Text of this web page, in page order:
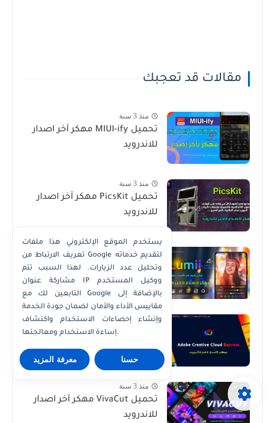
مقالات قد تعجبك
منذ 3 سنة
تحميل MIUI-ify مهكر آخر اصدار
للاندرويد
منذ 3 سنة
تحميل PicsKit مهكر آخر اصدار
للاندرويد
منذ 3 سنة
تحميل Lumii مهكر آخر اصدار
للاندرويد
منذ 3 سنة
تحميل Creative Cloud Express
مهكر اخر اصدار للاندرويد
منذ 3 سنة
تحميل VivaCut مهكر آخر اصدار
للاندرويد
يستخدم الموقع الإلكتروني هذا ملفات
تعريف الارتباط من Google لتقديم خدماته
وتحليل عدد الزيارات. لهذا السبب تتم
مشاركة عنوان IP ووكيل المستخدم
التابعين لك مع Google بالإضافة إلى
مقاييس الأداء والأمان لضمان جودة الخدمة
وإنشاء إحصاءات الاستخدام واكتشاف
إساءة الاستخدام ومعالجتها.
معرفة المزيد حسنا